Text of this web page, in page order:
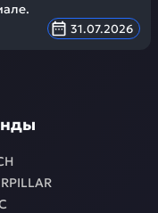
31.07.2026